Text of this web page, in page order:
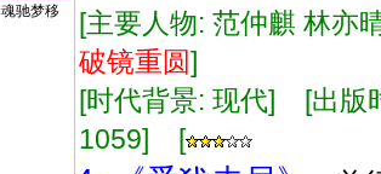
魂驰梦移
[主要人物: 范仲麒 林
破镜重圆]
[时代背景: 现代] [出
1059] [